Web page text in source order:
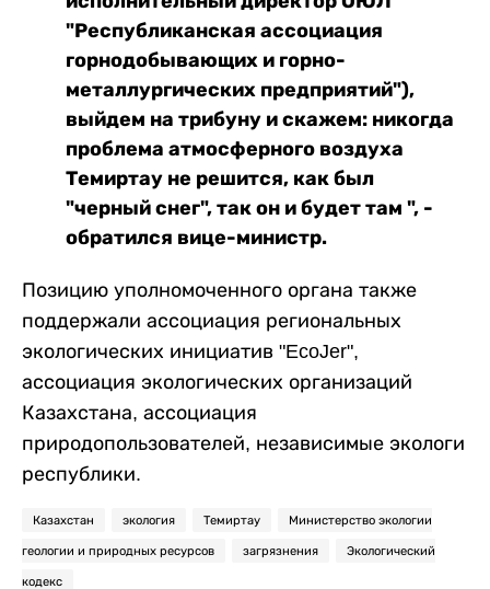
"Республиканская ассоциация
горнодобывающих и горно-
металлургических предприятий"),
выйдем на трибуну и скажем: никогда
проблема атмосферного воздуха
Темиртау не решится, как был
"черный снег", так он и будет там ", -
обратился вице-министр.
Позицию уполномоченного органа также
поддержали ассоциация региональных
экологических инициатив "EcoJer",
ассоциация экологических организаций
Казахстана, ассоциация
природопользователей, независимые экологи
республики.
Казахстан экология Темиртау Министерство экологии
геологии и природных ресурсов загрязнения Экологический
кодекс